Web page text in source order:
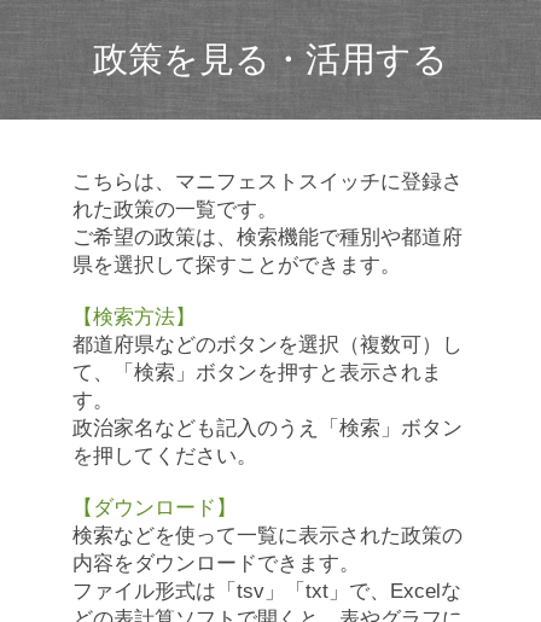
政策を見る・活用する
こちらは、マニフェストスイッチに登録さ
れた政策の一覧です。
ご希望の政策は、検索機能で種別や都道府
県を選択して探すことができます。
【検索方法】
都道府県などのボタンを選択（複数可）し
て、「検索」ボタンを押すと表示されま
す。
政治家名なども記入のうえ「検索」ボタン
を押してください。
【ダウンロード】
検索などを使って一覧に表示された政策の
内容をダウンロードできます。
ファイル形式は「tsv」「txt」で、Excelな